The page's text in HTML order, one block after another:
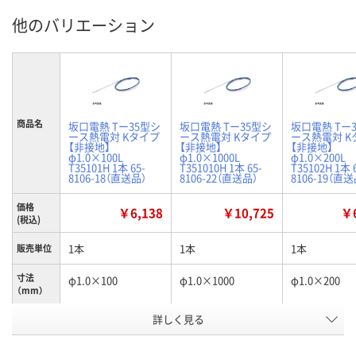
他のバリエーション
商品名 坂口電熱 Tー35型シ
ース熱電対 Kタイプ
【非接地】
φ1.0×100L
T35101H 1本 65-
8106-18（直送品）
坂口電熱 Tー35型シ
ース熱電対 Kタイプ
【非接地】
φ1.0×1000L
T351010H 1本 65-
8106-22（直送品）
坂口電熱 Tー
ース熱電対 K
【非接地】
φ1.0×200L
T35102H 1本
8106-19（直送
価格
(税込)
￥6,138 ￥10,725
販売単位 1本 1本 1本
寸法
（mm）
φ1.0×100 φ1.0×1000 φ1.0×200
RK19311 RK19306
詳しく見る